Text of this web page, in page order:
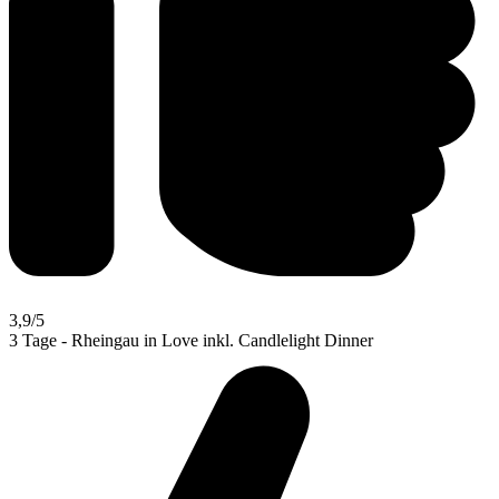
3,9/5
3 Tage - Rheingau in Love inkl. Candlelight Dinner